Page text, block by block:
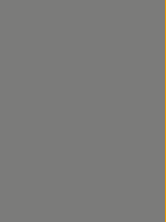
die.hofkiste/
p/Die-